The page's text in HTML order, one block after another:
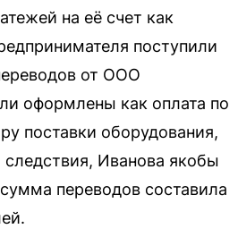
на её счет как
поступили
от ООО
оформлены как оплата по
поставки оборудования,
Иванова якобы
переводов составила